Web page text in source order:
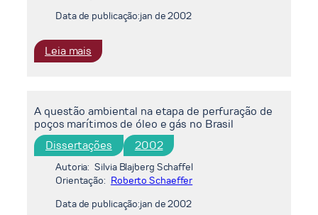
Data de publicação:jan de 2002
Leia mais
Valoração
praias
de
Niterói
situadas
na
Baía
de
A questão ambiental na etapa de perfuração de
poços marítimos de óleo e gás no Brasil
Dissertações 2002
Autoria: Silvia Blajberg Schaffel
Orientação: Roberto Schaeffer
Data de publicação:jan de 2002